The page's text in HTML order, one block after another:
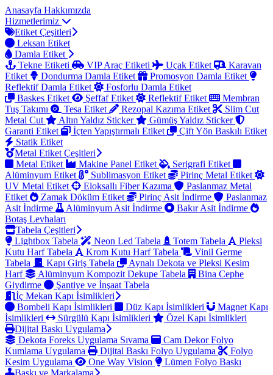
Anasayfa Hakkımızda
Hizmetlerimiz
Etiket Çeşitleri
Leksan Etiket
Damla Etiket
Tekne Etiketi
VIP Araç Etiketi Uçak Etiket
Karavan
Etiket
Dondurma Damla Etiket
Promosyon Damla Etiket
Reflektif Damla Etiket
Fosforlu Damla Etiket
Baskes Etiket
Şeffaf Etiket Reflektif Etiket
Membran
Tuş Takımı
Tesa Etiket Rezopal Kazıma Etiket
Slim Cut
Metal Cut
Altın Yaldız Sticker
Gümüş Yaldız Sticker
Garanti Etiket
İçten Yapıştırmalı Etiket
Çift Yön Baskılı Etiket
Statik Etiket
Metal Etiket Çeşitleri
Metal Etiket
Makine Panel Etiket
Serigrafi Etiket
Alüminyum Etiket
Sublimasyon Etiket
Pirinç Metal Etiket
UV Metal Etiket
Eloksallı Fiber Kazıma
Paslanmaz Metal
Etiket
Zamak Döküm Etiket Pirinç Asit İndirme
Paslanmaz
Asit İndirme
Alüminyum Asit İndirme
Bakır Asit İndirme
Botaş Levhaları
Tabela Çeşitleri
Lightbox Tabela
Neon Led Tabela Totem Tabela
Pleksi
Kutu Harf Tabela
Krom Kutu Harf Tabela
Vinil Germe
Tabela
Kapı Giriş Tabela
Aynalı Dekota ve Pleksi Kesim
Harf
Alüminyum Kompozit Dekupe Tabela
Bina Cephe
Giydirme
Şantiye ve İnşaat Tabela
İç Mekan Kapı İsimlikleri
Bombeli Kapı İsimlikleri
Düz Kapı İsimlikleri
Magnet Kapı
İsimlikleri
Sürgülü Kapı İsimlikleri
Özel Kapı İsimlikleri
Dijital Baskı Uygulama
Dekota Foreks Uygulama Sıvama
Cam Dekor Folyo
Kumlama Uygulama
Dijital Baskı Folyo Uygulama
Folyo
Kesim Uygulama
One Way Vision
Lümen Folyo Baskı
Baskı ve Markalama